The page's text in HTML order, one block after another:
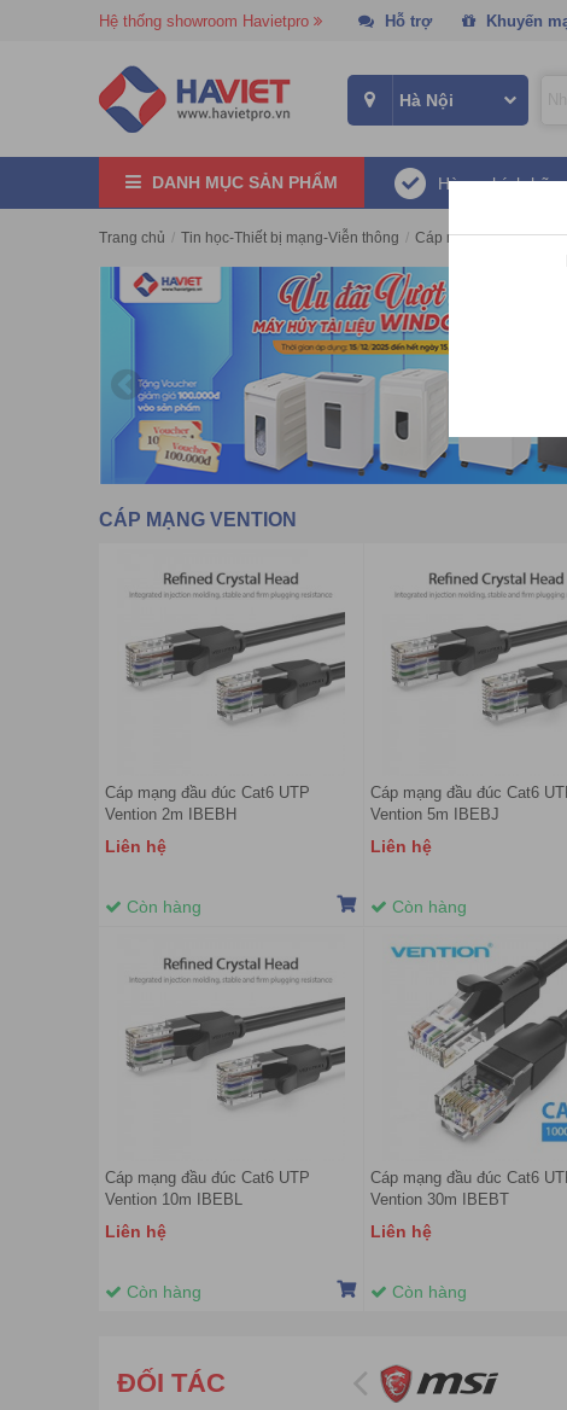
Hệ thống showroom Havietpro Hỗ trợ Khuyến
DANH MỤC SẢN PHẨM Hàng chính
Trang chủ / Tin học-Thiết bị mạng-Viễn thông / Cáp mạng / Cáp
CÁP MẠNG VENTION
Cáp mạng đầu đúc Cat6 UTP
Vention 2m IBEBH
Liên hệ
Còn hàng
Cáp mạng đầu đúc Cat6
Vention 5m IBEBJ
Liên hệ
Còn hàng
Cáp mạng đầu đúc Cat6 UTP
Vention 10m IBEBL
Liên hệ
Còn hàng
Cáp mạng đầu đúc Cat6
Vention 30m IBEBT
Liên hệ
Còn hàng
ĐỐI TÁC